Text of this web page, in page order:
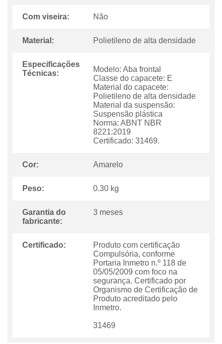
Com viseira: Não
Material: Polietileno de alta densidade
Especificações
Técnicas:
Modelo: Aba frontal
Classe do capacete: E
Material do capacete:
Polietileno de alta densidade
Material da suspensão:
Suspensão plástica
Norma: ABNT NBR
8221:2019
Certificado: 31469.
Cor: Amarelo
Peso: 0.30 kg
Garantia do
fabricante:
3 meses
Certificado:
Produto com certificação
Compulsória, conforme
Portaria Inmetro n.º 118 de
05/05/2009 com foco na
segurança. Certificado por
Organismo de Certificação de
Produto acreditado pelo
Inmetro.
31469